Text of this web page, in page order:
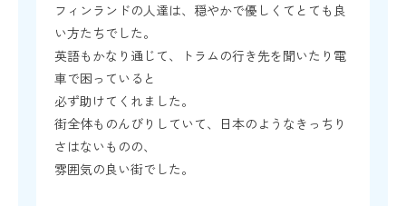
フィンランドの人達は、穏やかで優しくてとても良
い方たちでした。
英語もかなり通じて、トラムの行き先を聞いたり電
車で困っていると
必ず助けてくれました。
街全体ものんびりしていて、日本のようなきっちり
さはないものの、
雰囲気の良い街でした。